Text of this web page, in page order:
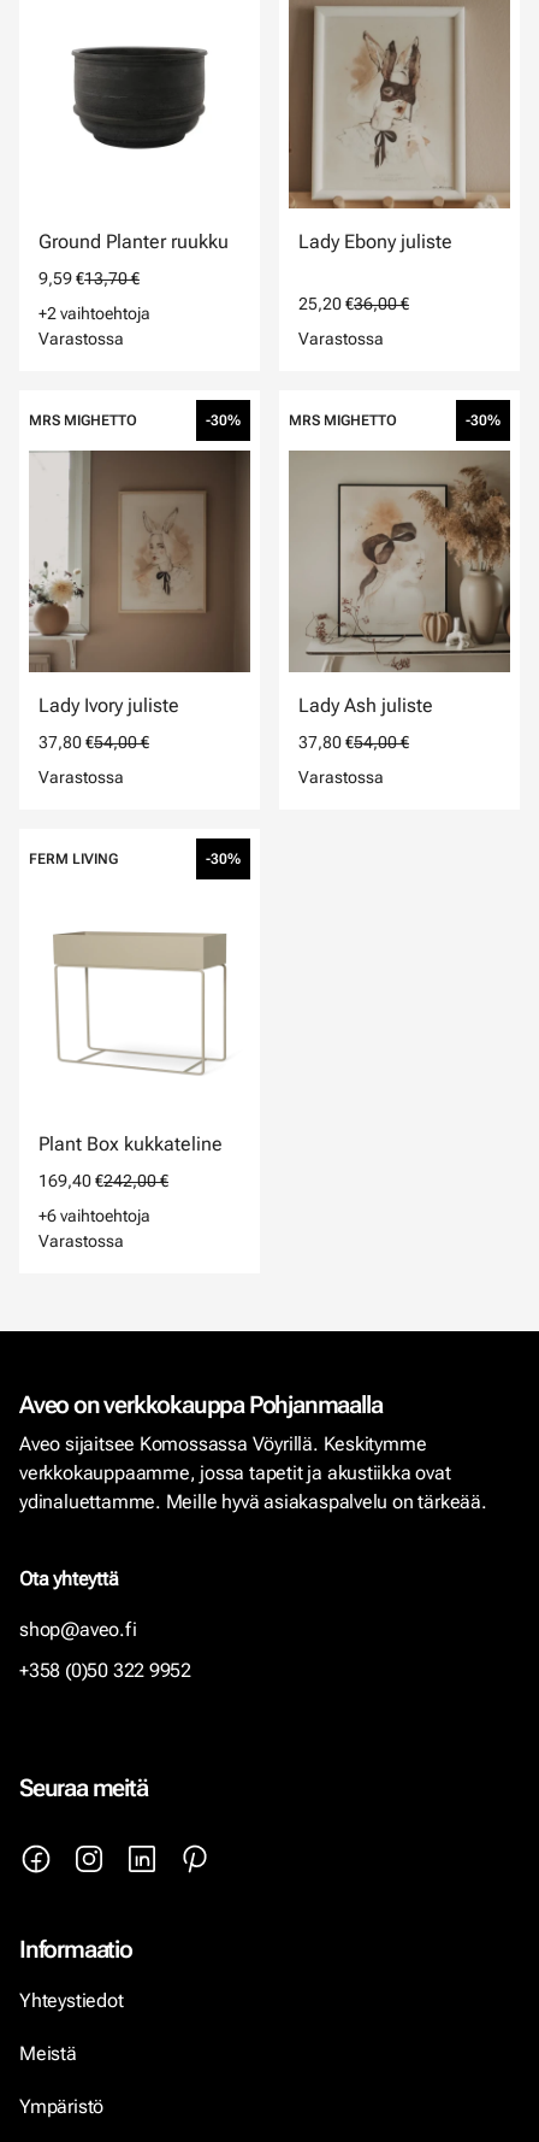
Ground Planter ruukku
9,59 €13,70 €
+2 vaihtoehtoja
Varastossa
Lady Ebony juliste
25,20 €36,00 €
Varastossa
MRS MIGHETTO -30%
Lady Ivory juliste
37,80 €54,00 €
Varastossa
MRS MIGHETTO -30%
Lady Ash juliste
37,80 €54,00 €
Varastossa
FERM LIVING -30%
Plant Box kukkateline
169,40 €242,00 €
+6 vaihtoehtoja
Varastossa
Aveo on verkkokauppa Pohjanmaalla
Aveo sijaitsee Komossassa Vöyrillä. Keskitymme
verkkokauppaamme, jossa tapetit ja akustiikka ovat
ydinaluettamme. Meille hyvä asiakaspalvelu on tärkeää.
Ota yhteyttä
shop@aveo.fi
+358 (0)50 322 9952
Seuraa meitä
Informaatio
Yhteystiedot
Meistä
Ympäristö